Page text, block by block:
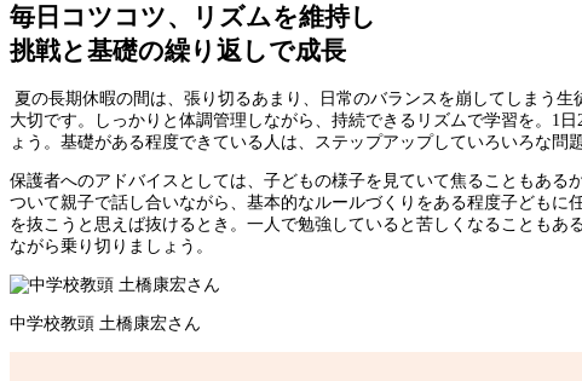
毎日コツコツ、リズムを維持し
挑戦と基礎の繰り返しで成長
夏の長期休暇の間は、張り切るあまり、日常のバランスを崩してしまう
大切です。しっかりと体調管理しながら、持続できるリズムで学習を。1
ょう。基礎がある程度できている人は、ステップアップしていろいろな
保護者へのアドバイスとしては、子どもの様子を見ていて焦ることもあ
ついて親子で話し合いながら、基本的なルールづくりをある程度子ども
を抜こうと思えば抜けるとき。一人で勉強していると苦しくなることも
ながら乗り切りましょう。
中学校教頭 土橋康宏さん